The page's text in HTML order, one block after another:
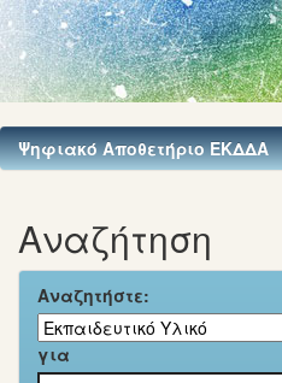
Ψηφιακό Αποθετήριο ΕΚΔΔΑ
Αναζήτηση
Αναζητήστε:
για